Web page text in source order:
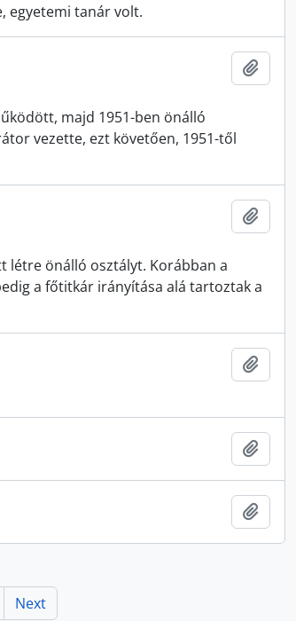
egyetemi tanár volt.
majd 1951-ben önálló
vezette, ezt követően, 1951-től
létre önálló osztályt. Korábban a
a főtitkár irányítása alá tartoztak a
Next